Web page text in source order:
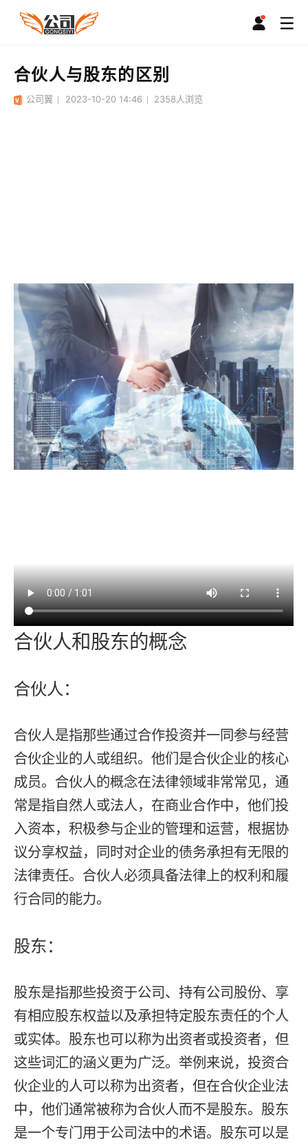
合伙人与股东的区别
公司翼 2023-10-20 14:46 2358人浏览
合伙人和股东的概念
合伙人：
合伙人是指那些通过合作投资并一同参与经营
合伙企业的人或组织。他们是合伙企业的核心
成员。合伙人的概念在法律领域非常常见，通
常是指自然人或法人，在商业合作中，他们投
入资本，积极参与企业的管理和运营，根据协
议分享权益，同时对企业的债务承担有无限的
法律责任。合伙人必须具备法律上的权利和履
行合同的能力。
股东：
股东是指那些投资于公司、持有公司股份、享
有相应股东权益以及承担特定股东责任的个人
或实体。股东也可以称为出资者或投资者，但
这些词汇的涵义更为广泛。举例来说，投资合
伙企业的人可以称为出资者，但在合伙企业法
中，他们通常被称为合伙人而不是股东。股东
是一个专门用于公司法中的术语。股东可以是